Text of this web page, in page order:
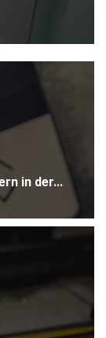
in der...